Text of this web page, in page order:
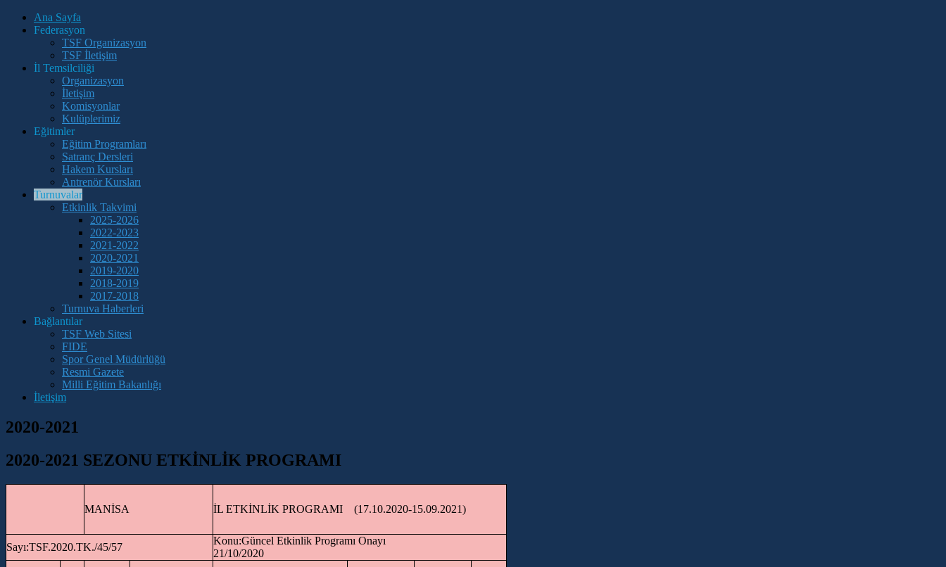
Ana Sayfa
Federasyon
TSF Organizasyon
TSF İletişim
İl Temsilciliği
Organizasyon
İletişim
Komisyonlar
Kulüplerimiz
Eğitimler
Eğitim Programları
Satranç Dersleri
Hakem Kursları
Antrenör Kursları
Turnuvalar
Etkinlik Takvimi
2025-2026
2022-2023
2021-2022
2020-2021
2019-2020
2018-2019
2017-2018
Turnuva Haberleri
Bağlantılar
TSF Web Sitesi
FIDE
Spor Genel Müdürlüğü
Resmi Gazete
Milli Eğitim Bakanlığı
İletişim
2020-2021
2020-2021 SEZONU ETKİNLİK PROGRAMI
MANİSA İL ETKİNLİK PROGRAMI (17.10.2020-15.09.2021)
Sayı:TSF.2020.TK./45/57
Konu:Güncel Etkinlik Programı Onayı
21/10/2020